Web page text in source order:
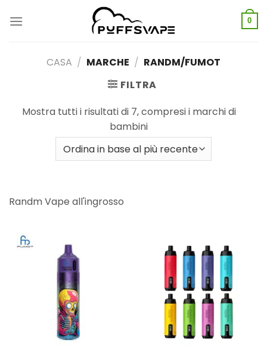
0
CASA / MARCHE / RANDM/FUMOT
FILTRA
Mostra tutti i risultati di 7, compresi i marchi di
bambini
Randm Vape all'ingrosso